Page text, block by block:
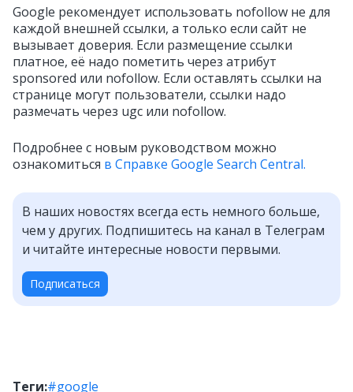
Google рекомендует использовать nofollow не для
каждой внешней ссылки, а только если сайт не
вызывает доверия. Если размещение ссылки
платное, её надо пометить через атрибут
sponsored или nofollow. Если оставлять ссылки на
странице могут пользователи, ссылки надо
размечать через ugc или nofollow.
Подробнее с новым руководством можно
ознакомиться в Справке Google Search Central.
В наших новостях всегда есть немного больше,
чем у других. Подпишитесь на канал в Телеграм
и читайте интересные новости первыми.
Подписаться
Теги:#google